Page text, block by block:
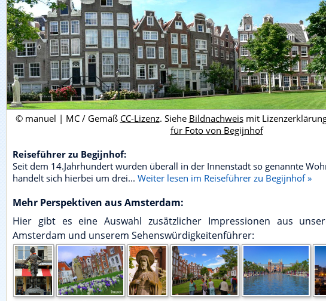
© manuel | MC / Gemäß CC-Lizenz. Siehe Bildnachweismit
für Foto von Begijnhof
Reiseführer zu Begijnhof:
Seit dem 14.Jahrhundert wurden überall in der Innenstadt so genannte
handelt sich hierbei um drei... Weiter lesen im Reiseführer zu Begijnhof »
Mehr Perspektiven aus Amsterdam:
Hier gibt es eine Auswahl zusätzlicher Impressionen aus
Amsterdam und unserem Sehenswürdigkeitenführer: